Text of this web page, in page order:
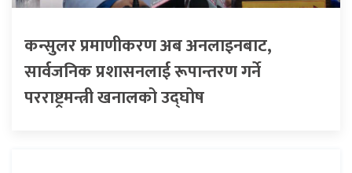
कन्सुलर प्रमाणीकरण अब अनलाइनबाट,
सार्वजनिक प्रशासनलाई रूपान्तरण गर्ने
परराष्ट्रमन्त्री खनालको उद्घोष